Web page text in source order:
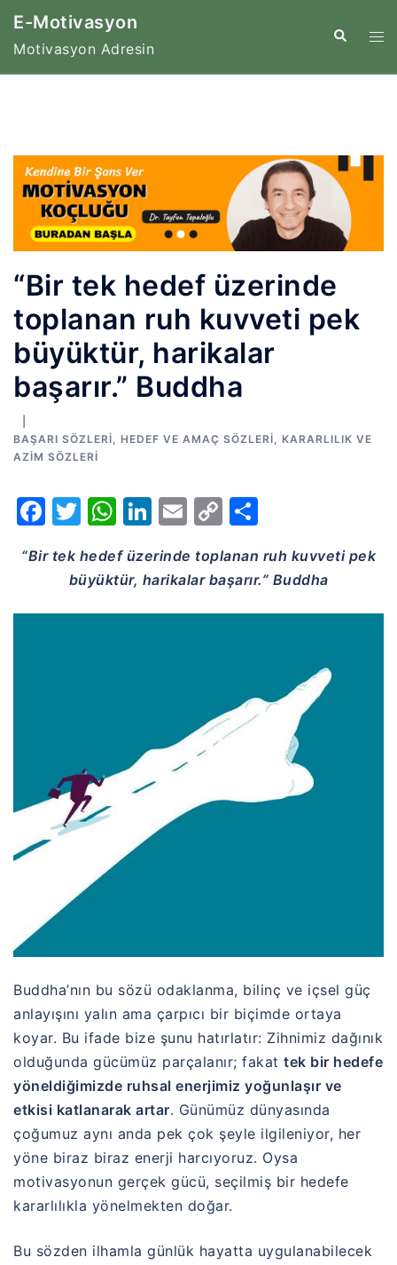
İçeriğe
E-Motivasyon
Motivasyon Adresin
Search
“Bir tek hedef üzerinde
toplanan ruh kuvveti pek
büyüktür, harikalar
başarır.” Buddha
BAŞARI SÖZLERI HEDEF VE AMAÇ SÖZLERI
KARARLILIK VE
AZIM SÖZLERI
Facebook
Twitter
WhatsApp
LinkedIn
Email
Copy
“Bir tek hedef üzerinde toplanan ruh kuvveti pek
büyüktür, harikalar başarır.” Buddha
Buddha’nın bu sözü odaklanma, bilinç ve içsel güç
anlayışını yalın ama çarpıcı bir biçimde ortaya
koyar. Bu ifade bize şunu hatırlatır: Zihnimiz dağınık
olduğunda gücümüz parçalanır; fakat tek bir hedefe
yöneldiğimizde ruhsal enerjimiz yoğunlaşır ve
etkisi katlanarak artar. Günümüz dünyasında
çoğumuz aynı anda pek çok şeyle ilgileniyor, her
yöne biraz biraz enerji harcıyoruz. Oysa
motivasyonun gerçek gücü, seçilmiş bir hedefe
kararlılıkla yönelmekten doğar.
Bu sözden ilhamla günlük hayatta uygulanabilecek